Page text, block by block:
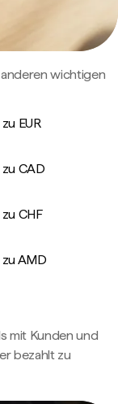
wichtigen
EUR
CAD
CHF
AMD
mit Kunden und
bezahlt zu